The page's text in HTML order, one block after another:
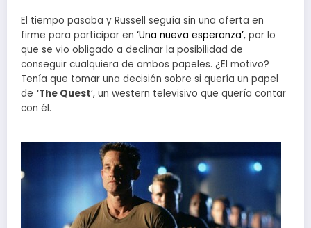
El tiempo pasaba y Russell seguía sin una oferta en
firme para participar en ‘Una nueva esperanza’, por lo
que se vio obligado a declinar la posibilidad de
conseguir cualquiera de ambos papeles. ¿El motivo?
Tenía que tomar una decisión sobre si quería un papel
de ‘The Quest‘, un western televisivo que quería contar
con él.